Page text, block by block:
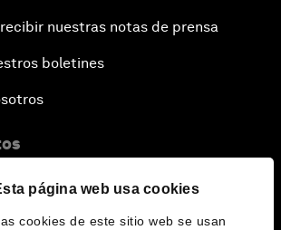
página web usa cookies
cookies de este sitio web se usan
nuestras notas de prensa
boletines
el Foro